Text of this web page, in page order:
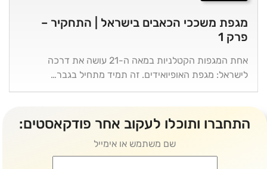
מגפת משככי הכאבים בישראל | התחקיר –
פרק 1
אחת המגפות הקטלניות במאה ה-21 עושה את דרכה
לישראל: מגפת האופיואידים. זה תמיד מתחיל בגבר…
התחברו ותוכלו לעקוב אחר פודקאסטים:
שם משתמש או אימייל